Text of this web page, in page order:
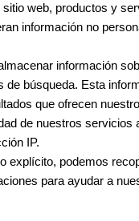
web, productos y
información no
información
de búsqueda. Esta
que ofrecen
de nuestros
IP.
explícito, podemos
para ayudar a